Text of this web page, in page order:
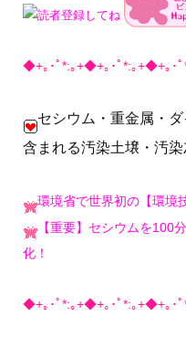
◆+｡･ﾟ*:｡+◆+｡･ﾟ*:｡+◆+｡･
セシウム・重金属・
含まれる汚染土壌・汚
環境省で世界初の【環境
【重要】セシウムを100
化！
◆+｡･ﾟ*:｡+◆+｡･ﾟ*:｡+◆+｡･